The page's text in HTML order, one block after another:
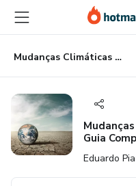
para
conteúdo
principal
para
pagamento
para
rodapé
Mudanças Climáticas e Seus Efeitos: Um Guia Completo
Mudanças
Guia
Eduardo